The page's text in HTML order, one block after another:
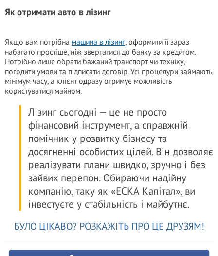
Як отримати авто в лізинг
Якщо вам потрібна машина в лізинг, оформити її зараз
набагато простіше, ніж звертатися до банку за кредитом.
Потрібно лише обрати бажаний транспорт чи техніку,
погодити умови та підписати договір. Усі процедури займають
мінімум часу, а клієнт одразу отримує можливість
користуватися майном.
Лізинг сьогодні — це не просто
фінансовий інструмент, а справжній
помічник у розвитку бізнесу та
досягненні особистих цілей. Він дозволяє
реалізувати плани швидко, зручно і без
зайвих перепон. Обираючи надійну
компанію, таку як «ЕСКА Капітал», ви
інвестуєте у стабільність і майбутнє.
БУЛО ЦІКАВО? РОЗКАЖІТЬ ПРО ЦЕ ДРУЗЯМ!